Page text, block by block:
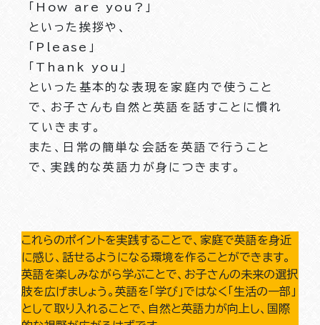
「How are you?」
といった挨拶や、
「Please」
「Thank you」
といった基本的な表現を家庭内で使うこと
で、お子さんも自然と英語を話すことに慣れ
ていきます。
また、日常の簡単な会話を英語で行うこと
で、実践的な英語力が身につきます。
これらのポイントを実践することで、家庭で英語を身近
に感じ、話せるようになる環境を作ることができます。
英語を楽しみながら学ぶことで、お子さんの未来の選択
肢を広げましょう。英語を「学び」ではなく「生活の一部」
として取り入れることで、自然と英語力が向上し、国際